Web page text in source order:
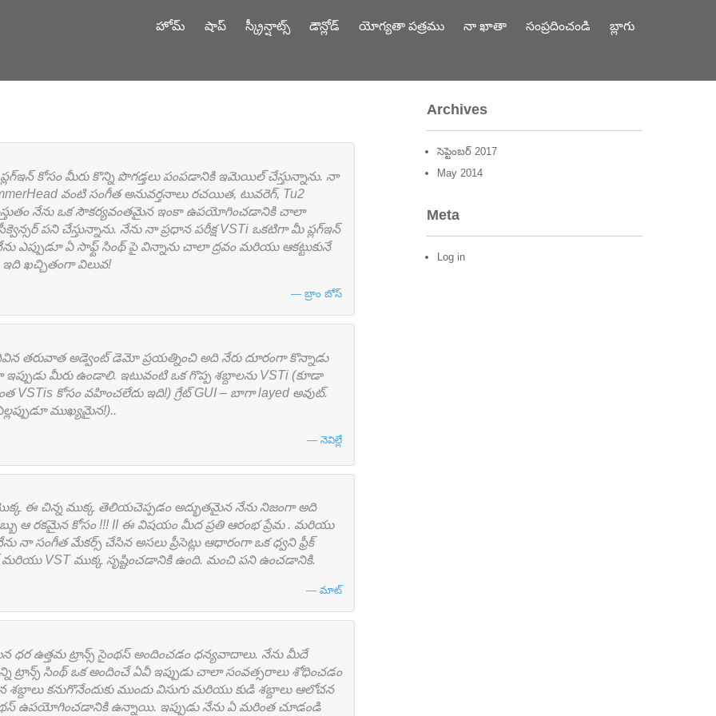
హోమ్ షాప్ స్క్రీన్షాట్స్ డౌన్లోడ్ యోగ్యతా పత్రము నా ఖాతా సంప్రదించండి బ్లాగు
కోసం మీరు కొన్ని పొగడ్తలు పంపడానికి ఇమెయిల్ చేస్తున్నాను. నా
వంటి సంగీత అనువర్తనాలు రచయిత, టువరెగ్, Tu2
ప్రస్తుతం నేను ఒక సౌకర్యవంతమైన ఇంకా ఉపయోగించడానికి చాలా
పని చేస్తున్నాను. నేను నా ప్రధాన పరీక్ష VSTi ఒకటిగా మీ ప్లగ్ఇన్
ఎప్పుడూ ఏ సాఫ్ట్ సింథ్ పై విన్నాను చాలా ద్రవం మరియు ఆకట్టుకునే
ఇది ఖచ్చితంగా విలువ!
బ్రాం బోస్
తరువాత అడ్వెంట్ డెమో ప్రయత్నించి అది నేరు దూరంగా కొన్నాడు
మీరు ఉండాలి. ఇటువంటి ఒక గొప్ప శబ్దాలను VSTi (కూడా
VSTis కోసం వహించలేదు ఇది!) గ్రేట్ GUI – బాగా layed అవుట్.
ముఖ్యమైన!)..
నెవిల్లే
యొక్క ఈ చిన్న ముక్క తెలియచెప్పడం అద్భుతమైన నేను నిజంగా అది
ఆ రకమైన కోసం !!! II ఈ విషయం మీద ప్రతి ఆరంభ ప్రేమ . మరియు
నా సంగీత మేకర్స్ చేసిన అసలు ప్రీసెట్లు ఆధారంగా ఒక ధ్వని ఫ్రీక్
మరియు VST ముక్క సృష్టించడానికి ఉంది. మంచి పని ఉంచడానికి.
మాట్
ధర ఉత్తమ ట్రాన్స్ సైంథస్ అందించడం ధన్యవాదాలు. నేను మీదే
ట్రాన్స్ సింథ్ ఒక అందించే ఏవీ ఇప్పుడు చాలా సంవత్సరాలు శోధించడం
కనుగొనేందుకు ముందు విసుగు మరియు కుడి శబ్దాలు ఆలోచన
ఉపయోగించడానికి ఉన్నాయి. ఇప్పుడు నేను ఏ మరింత చూడండి
Archives
సెప్టెంబర్ 2017
May 2014
Meta
Log in